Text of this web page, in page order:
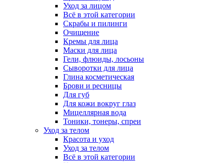
Уход за лицом
Всё в этой категории
Скрабы и пилинги
Очищение
Кремы для лица
Маски для лица
Гели, флюиды, лосьоны
Сыворотки для лица
Глина косметическая
Брови и ресницы
Для губ
Для кожи вокруг глаз
Мицеллярная вода
Тоники, тонеры, спреи
Уход за телом
Красота и уход
Уход за телом
Всё в этой категории